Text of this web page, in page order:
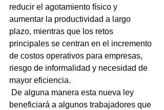
reducir el agotamiento físico y
aumentar la productividad a largo
plazo, mientras que los retos
principales se centran en el incremento
de costos operativos para empresas,
riesgo de informalidad y necesidad de
mayor eficiencia.
De alguna manera esta nueva ley
beneficiará a algunos trabajadores que